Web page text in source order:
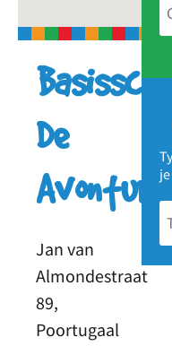
De
Jan van
Almondestraat
89,
Poortugaal